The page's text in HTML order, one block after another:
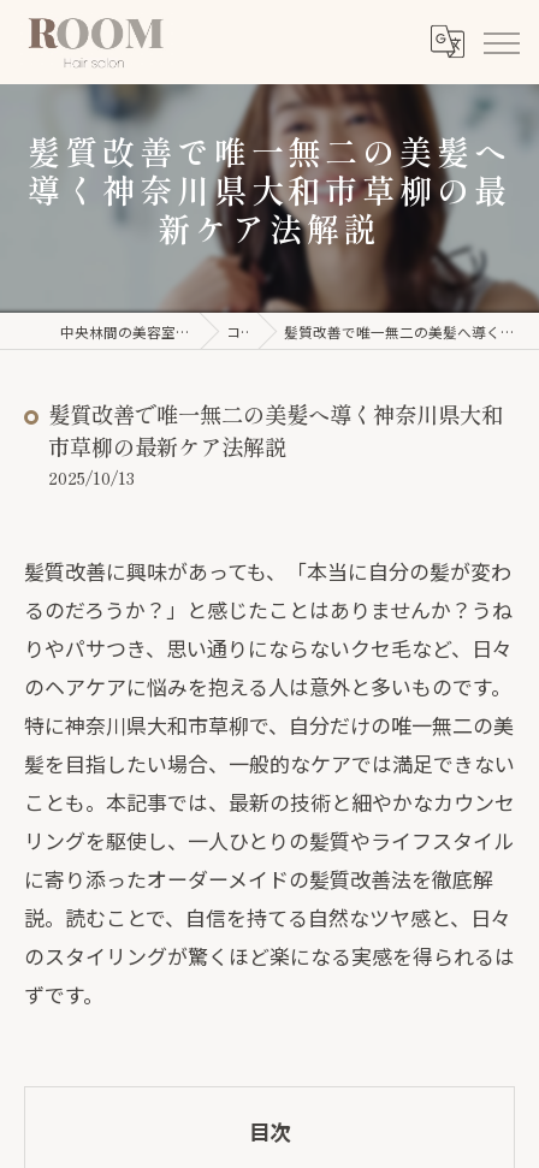
髪質改善で唯一無二の美髪へ
導く神奈川県大和市草柳の最
新ケア法解説
中央林間の美容室ならROOM【ルーム】 コラム 髪質改善で唯一無二の美髪へ導く神奈川県大和市草柳の最新ケア法解説
髪質改善で唯一無二の美髪へ導く神奈川県大和
市草柳の最新ケア法解説
2025/10/13
髪質改善に興味があっても、「本当に自分の髪が変わ
るのだろうか？」と感じたことはありませんか？うね
りやパサつき、思い通りにならないクセ毛など、日々
のヘアケアに悩みを抱える人は意外と多いものです。
特に神奈川県大和市草柳で、自分だけの唯一無二の美
髪を目指したい場合、一般的なケアでは満足できない
ことも。本記事では、最新の技術と細やかなカウンセ
リングを駆使し、一人ひとりの髪質やライフスタイル
に寄り添ったオーダーメイドの髪質改善法を徹底解
説。読むことで、自信を持てる自然なツヤ感と、日々
のスタイリングが驚くほど楽になる実感を得られるは
ずです。
目次